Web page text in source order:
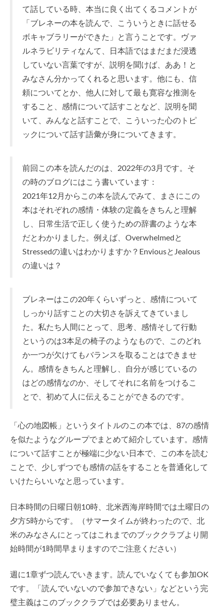
て話している時、本当に良く出てくるコメントが
「ブレネーの本を読んで、こういうときに話せる
ボキャブラリーができた」と言うことです。ヴァ
ルネラビリティなんて、日本語ではまだまだ浸透
していない言葉ですが、説明を聞けば、ああ！と
みなさん分かってくれると思います。他にも、信
頼についてとか、他人に対して最も寛容な推測を
すること、感情について話すことなど、説明を聞
いて、みんなと話すことで、こういった心のトピ
ックについて話す語彙が身についてきます。
前回この本を読んだのは、2022年の3月です。そ
の時のブログにはこう書いています：
2021年12月からこの本を読んでみて、まさにこの
本はそれぞれの感情・体験の定義をきちんと理解
し、日常生活で正しく使うための辞書のような本
だとわかりました。例えば、Overwhelmedと
Stressedの違いはわかりますか？EnviousとJealous
の違いは？
ブレネーはこの20年くらいずっと、感情について
しっかり話すことの大切さを訴えてきていまし
た。私たち人間にとって、思考、感情そして行動
というのは3本足の椅子のようなもので、このどれ
か一つが欠けてもバランスを取ることはできませ
ん。感情をきちんと理解し、自分が感じているの
はどの感情なのか、そしてそれに名前をつけるこ
とで、初めて人に伝えることができるのです。
「心の地図帳」というタイトルのこの本では、87の感情
を似たようなグループでまとめて紹介しています。感情
について話すことが極端に少ない日本で、この本を読む
ことで、少しずつでも感情の話をすることを普通化して
いけたらいいなと思っています。
日本時間の日曜日朝10時、北米西海岸時間では土曜日の
夕方5時からです。（サマータイムが終わったので、北
米のみなさんにとってはこれまでのブッククラブより開
始時間が1時間早まりますのでご注意ください）
週に1章ずつ読んでいきます。読んでいなくても参加OK
です。「読んでいないので参加できない」などという完
璧主義はこのブッククラブでは必要ありません。